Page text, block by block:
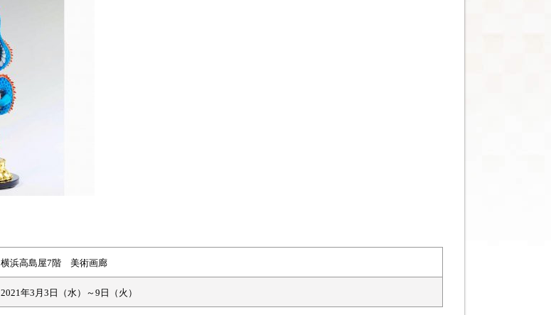
横浜高島屋7階 美術画廊
2021年3月3日（水）～9日（火）